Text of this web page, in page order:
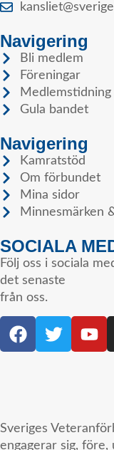
Navigering
Bli medlem
Föreningar
Medlemstidning
Gula bandet
Navigering
Kamratstöd
Om förbundet
Mina sidor
Minnesmärken
SOCIALA
Följ oss i sociala
det senaste
från oss.
Sveriges
engagerar sig,